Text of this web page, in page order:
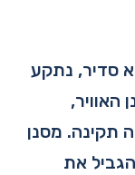
סדיר, נתקע
האוויר,
תקינה. מסנן
את